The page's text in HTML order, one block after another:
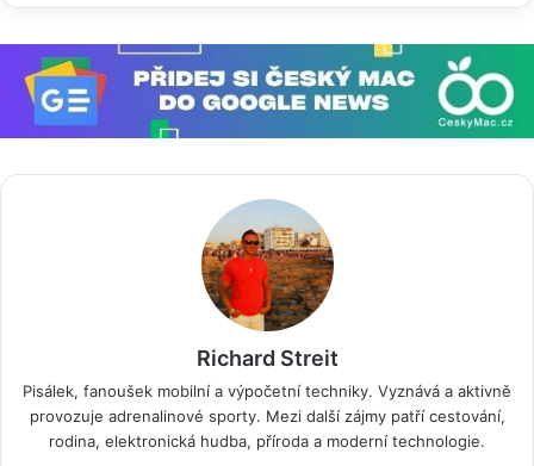
Richard Streit
Pisálek, fanoušek mobilní a výpočetní techniky. Vyznává a aktivně
provozuje adrenalinové sporty. Mezi další zájmy patří cestování,
rodina, elektronická hudba, příroda a moderní technologie.